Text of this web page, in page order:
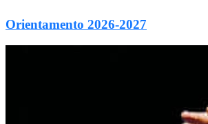
Orientamento 2026-2027